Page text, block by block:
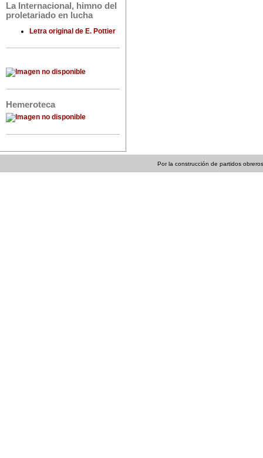
La Internacional, himno del
proletariado en lucha
Letra original de E. Pottier
Hemeroteca
Por la construcción de partidos